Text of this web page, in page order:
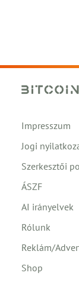
Impresszum
Jogi
Szerkesztői
ÁSZF
AI irányelvek
Rólunk
Reklám/
Shop